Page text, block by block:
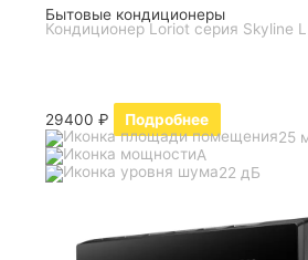
Бытовые кондиционеры
Кондиционер Loriot серия Skyline
29400₽
Подробнее
25
A
22 дБ